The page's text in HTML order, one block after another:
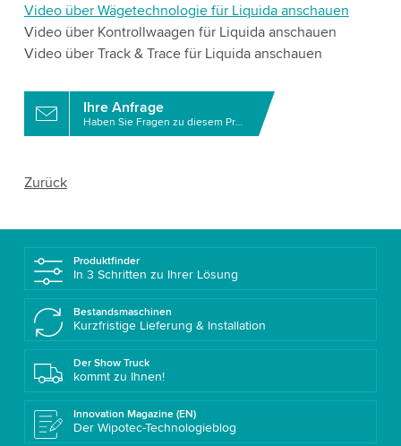
Video über Wägetechnologie für Liquida anschauen
Video über Kontrollwaagen für Liquida anschauen
Video über Track & Trace für Liquida anschauen
Ihre Anfrage
Haben Sie Fragen zu diesem Produkt?
Zurück
Produktfinder
In 3 Schritten zu Ihrer Lösung
Bestandsmaschinen
Kurzfristige Lieferung & Installation
Der Show Truck
kommt zu Ihnen!
Innovation Magazine (EN)
Der Wipotec-Technologieblog